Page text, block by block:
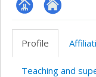
Page
professionnelle
Autre
Profile
Teaching and